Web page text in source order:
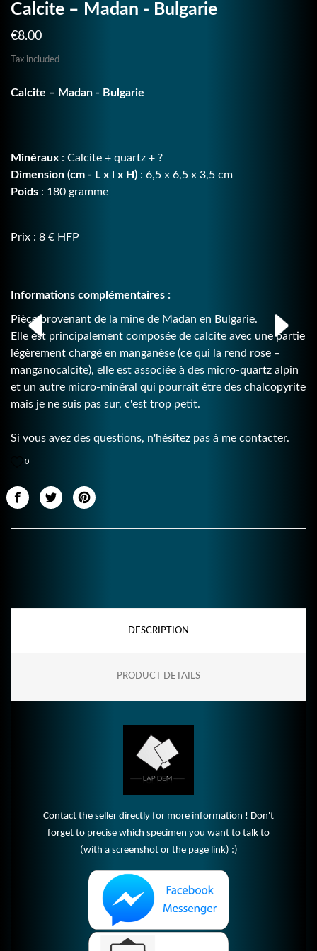
Calcite – Madan - Bulgarie
€8.00
Tax included
Calcite – Madan - Bulgarie
Minéraux : Calcite + quartz + ?
Dimension (cm - L x l x H) : 6,5 x 6,5 x 3,5 cm
Poids : 180 gramme
Prix : 8 € HFP
Informations complémentaires :
Pièce provenant de la mine de Madan en Bulgarie.
Elle est principalement composée de calcite avec une partie
légèrement chargé en manganèse (ce qui la rend rose –
manganocalcite), elle est associée à des micro-quartz alpin
et un autre micro-minéral qui pourrait être des chalcopyrite
mais je ne suis pas sur, c'est trop petit.
Si vous avez des questions, n'hésitez pas à me contacter.
0
DESCRIPTION
PRODUCT DETAILS
Contact the seller directly for more information ! Don't
forget to precise which specimen you want to talk to
(with a screenshot or the page link) :)